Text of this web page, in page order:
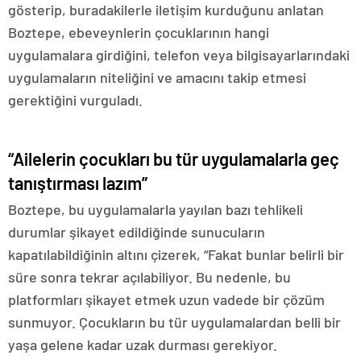
gösterip, buradakilerle iletişim kurduğunu anlatan
Boztepe, ebeveynlerin çocuklarının hangi
uygulamalara girdiğini, telefon veya bilgisayarlarındaki
uygulamaların niteliğini ve amacını takip etmesi
gerektiğini vurguladı.
“Ailelerin çocukları bu tür uygulamalarla geç
tanıştırması lazım”
Boztepe, bu uygulamalarla yayılan bazı tehlikeli
durumlar şikayet edildiğinde sunucuların
kapatılabildiğinin altını çizerek, “Fakat bunlar belirli bir
süre sonra tekrar açılabiliyor. Bu nedenle, bu
platformları şikayet etmek uzun vadede bir çözüm
sunmuyor. Çocukların bu tür uygulamalardan belli bir
yaşa gelene kadar uzak durması gerekiyor.